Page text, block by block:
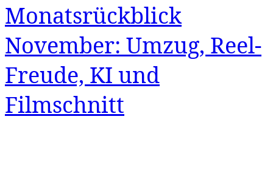
Monatsrückblick
November: Umzug, Reel-
Freude, KI und
Filmschnitt